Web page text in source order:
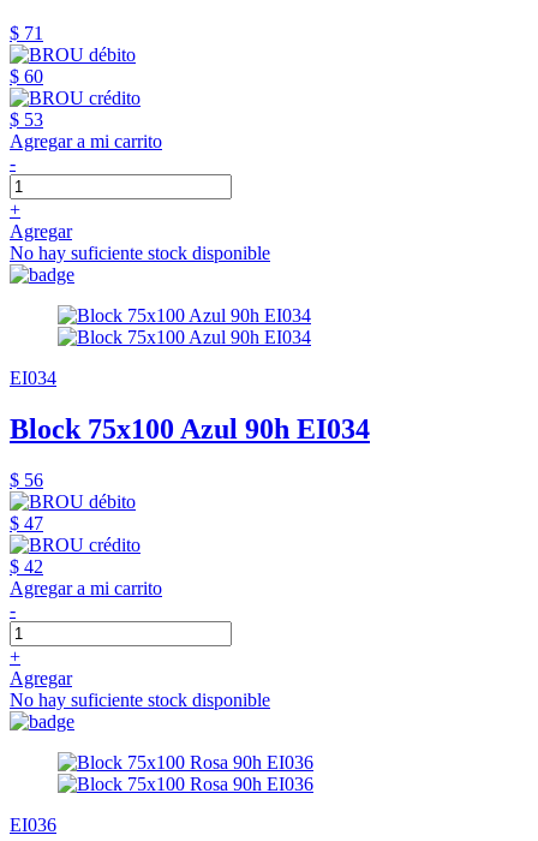
$ 71
$ 60
$ 53
Agregar a mi carrito
-
+
Agregar
No hay suficiente stock disponible
EI034
Block 75x100 Azul 90h EI034
$ 56
$ 47
$ 42
Agregar a mi carrito
-
+
Agregar
No hay suficiente stock disponible
EI036